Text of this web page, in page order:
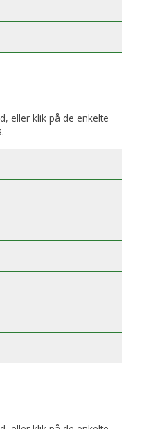
eller klik på de enkelte